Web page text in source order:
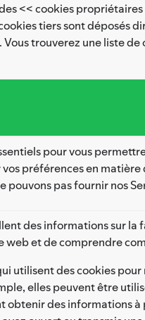
<< cookies
tiers sont déposés
trouverez une liste de
pour vous
préférences en
pouvons pas fournir nos
des informations sur la
web et de comprendre
utilisent des cookies
elles peuvent être
obtenir des informations